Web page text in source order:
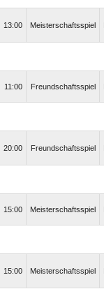
13:00 Meisterschaftsspiel
11:00 Freundschaftsspiel
20:00 Freundschaftsspiel
15:00 Meisterschaftsspiel
15:00 Meisterschaftsspiel